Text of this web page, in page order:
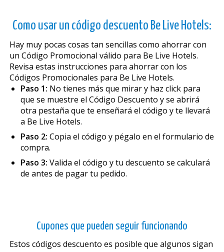
Como usar un código descuento Be Live Hotels:
Hay muy pocas cosas tan sencillas como ahorrar con
un Código Promocional válido para Be Live Hotels.
Revisa estas instrucciones para ahorrar con los
Códigos Promocionales para Be Live Hotels.
Paso 1: No tienes más que mirar y haz click para
que se muestre el Código Descuento y se abrirá
otra pestaña que te enseñará el código y te llevará
a Be Live Hotels.
Paso 2: Copia el código y pégalo en el formulario de
compra.
Paso 3: Valida el código y tu descuento se calculará
de antes de pagar tu pedido.
Cupones que pueden seguir funcionando
Estos códigos descuento es posible que algunos sigan